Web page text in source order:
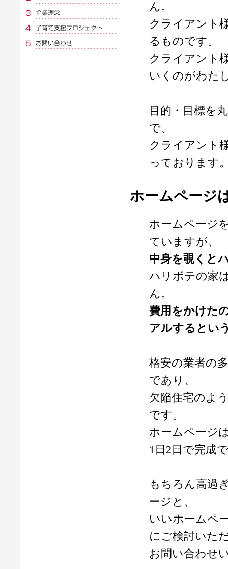
ん。
クライアント
るものです。
クライアント
いくのがわた
目的・目標を
で、
クライアント
っております
ホームページ
ホームページ
ていますが、
中身を覗くと
ハリボテの家
ん。
費用をかけた
アルするとい
格安の業者の
であり、
欠陥住宅のよ
です。
ホームページ
1日2日で完成
もちろん高過
ージと、
いいホームペ
にご検討いた
お問い合わせ